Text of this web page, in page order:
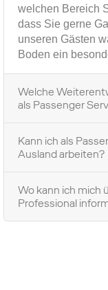
welchen Bereich
dass Sie gerne
unseren Gästen
Boden ein
Welche
als Passenger
Kann ich als
Ausland arbeiten?
Wo kann ich mich
Professional